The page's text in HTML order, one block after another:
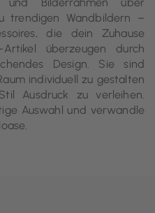
trendigen Wandbildern –
die dein Zuhause
Artikel überzeugen durch
Design. Sie sind
individuell zu gestalten
Ausdruck zu verleihen.
Auswahl und verwandle